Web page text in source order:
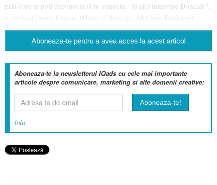
prin care te poti deconecta si re-conecta. Si aici intervine Doncafe",
a declarat Diana Ceausu (Head of Strategy, McCann Erickson).
Aboneaza-te pentru a avea acces la acest articol
Aboneaza-te la newsletterul IQads cu cele mai importante
articole despre comunicare, marketing si alte domenii creative:
Info